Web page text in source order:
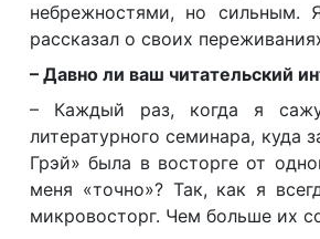
небрежностями, но сильным.
рассказал о своих
– Давно ли ваш читательский
– Каждый раз, когда я
литературного семинара, куда
Грэй» была в восторге от
меня «точно»? Так, как я
микровосторг. Чем больше их